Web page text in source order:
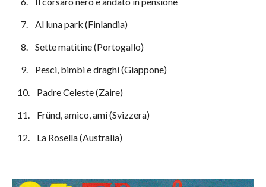
  7.    Al luna park (Finlandia)
  8.    Sette matitine (Portogallo)
  9.    Pesci, bimbi e draghi (Giappone)
10.    Padre Celeste (Zaire)
11.    Fründ, amico, ami (Svizzera)
12.    La Rosella (Australia)